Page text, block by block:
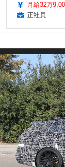
月給32万
正社員